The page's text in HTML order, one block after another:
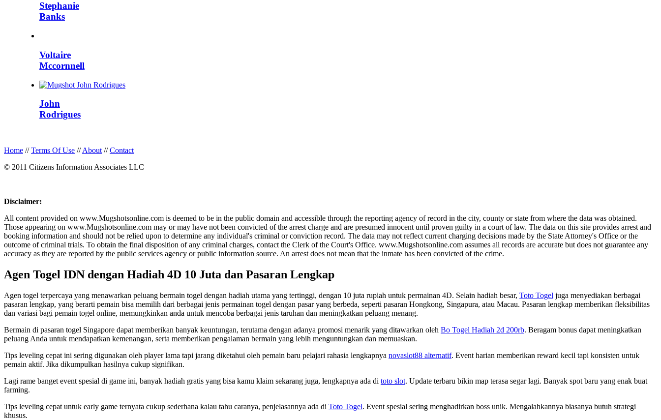
Stephanie
Banks
Voltaire
Mccornnell
John
Rodrigues
Home //Terms Of Use //About //Contact
© 2011 Citizens Information Associates LLC
Disclaimer:
All content provided on www.Mugshotsonline.com is deemed to be in the public domain and accessible through the reporting agency of record in the city, county or state from where the data was obtained.
Those appearing on www.Mugshotsonline.com may or may have not been convicted of the arrest charge and are presumed innocent until proven guilty in a court of law. The data on this site provides arrest and
booking information and should not be relied upon to determine any individual's criminal or conviction record. The data may not reflect current charging decisions made by the State Attorney's Office or the
outcome of criminal trials. To obtain the final disposition of any criminal charges, contact the Clerk of the Court's Office. www.Mugshotsonline.com assumes all records are accurate but does not guarantee any
accuracy as they are reported by the public services agency or public information source. An arrest does not mean that the inmate has been convicted of the crime.
Agen Togel IDN dengan Hadiah 4D 10 Juta dan Pasaran Lengkap
Agen togel terpercaya yang menawarkan peluang bermain togel dengan hadiah utama yang tertinggi, dengan 10 juta rupiah untuk permainan 4D. Selain hadiah besar, Toto Togel juga menyediakan berbagai
pasaran lengkap, yang berarti pemain bisa memilih dari berbagai jenis permainan togel dengan pasar yang berbeda, seperti pasaran Hongkong, Singapura, atau Macau. Pasaran lengkap memberikan fleksibilitas
dan variasi bagi pemain togel online, memungkinkan anda untuk mencoba berbagai jenis taruhan dan meningkatkan peluang menang.
Bermain di pasaran togel Singapore dapat memberikan banyak keuntungan, terutama dengan adanya promosi menarik yang ditawarkan oleh Bo Togel Hadiah 2d 200rb. Beragam bonus dapat meningkatkan
peluang Anda untuk mendapatkan kemenangan, serta memberikan pengalaman bermain yang lebih menguntungkan dan memuaskan.
Tips leveling cepat ini sering digunakan oleh player lama tapi jarang diketahui oleh pemain baru pelajari rahasia lengkapnya novaslot88 alternatif. Event harian memberikan reward kecil tapi konsisten untuk
pemain aktif. Jika dikumpulkan hasilnya cukup signifikan.
Lagi rame banget event spesial di game ini, banyak hadiah gratis yang bisa kamu klaim sekarang juga, lengkapnya ada di toto slot. Update terbaru bikin map terasa segar lagi. Banyak spot baru yang enak buat
farming.
Tips leveling cepat untuk early game ternyata cukup sederhana kalau tahu caranya, penjelasannya ada di Toto Togel. Event spesial sering menghadirkan boss unik. Mengalahkannya biasanya butuh strategi
khusus.